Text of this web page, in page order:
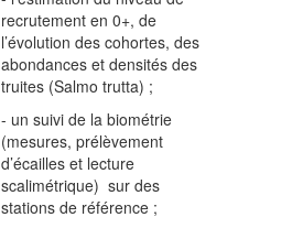
recrutement en 0+, de
l’évolution des cohortes, des
abondances et densités des
truites (Salmo trutta) ;
- un suivi de la biométrie
(mesures, prélèvement
d’écailles et lecture
scalimétrique) sur des
stations de référence ;